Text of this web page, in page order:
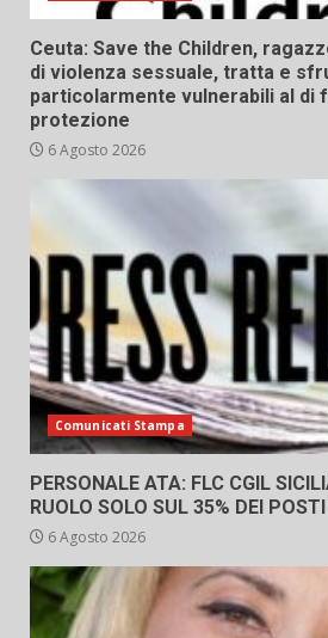
Ceuta: Save the Children,
di violenza sessuale, tratta e
particolarmente vulnerabili al di
protezione
6 Agosto 2026
Comunicati Stampa
PERSONALE ATA: FLC CGIL
RUOLO SOLO SUL 35% DEI
6 Agosto 2026